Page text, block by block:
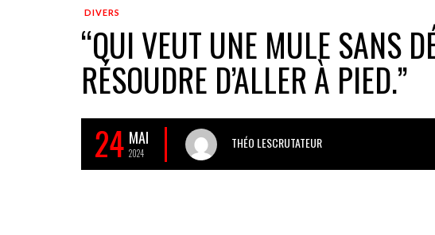
DIVERS
“QUI VEUT UNE MULE SANS
RÉSOUDRE D’ALLER À PIED.”
24 MAI
2024
THÉO LESCRUTATEUR